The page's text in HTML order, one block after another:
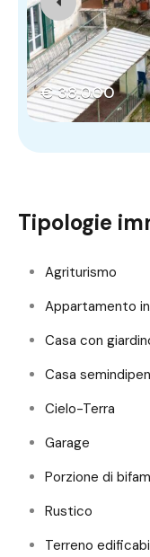
€ 38.000
Tipologie
Agriturismo
Appartamento
Casa con
Casa
Cielo-Terra
Garage
Porzione di
Rustico
Terreno